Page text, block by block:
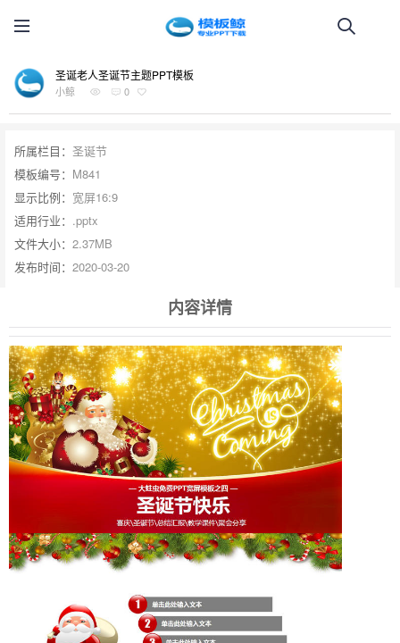
圣诞老人圣诞节主题PPT模板
小鲸 0
所属栏目： 圣诞节
模板编号： M841
显示比例： 宽屏16:9
适用行业： .pptx
文件大小： 2.37MB
发布时间： 2020-03-20
内容详情